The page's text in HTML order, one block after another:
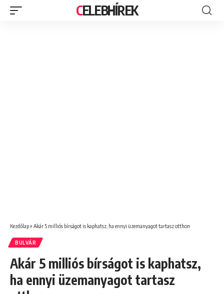
CELEBHÍREK
Kezdőlap» Akár 5 milliós bírságot is kaphatsz, ha ennyi üzemanyagot tartasz otthon
BULVÁR
Akár 5 milliós bírságot is kaphatsz,
ha ennyi üzemanyagot tartasz